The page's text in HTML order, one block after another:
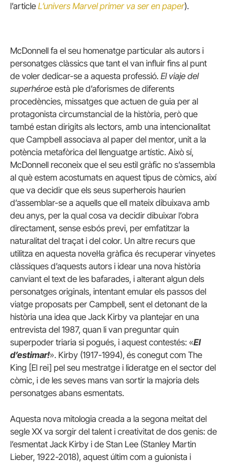
l’article L’univers Marvel primer va ser en paper).
McDonnell fa el seu homenatge particular als autors i
personatges clàssics que tant el van influir fins al punt
de voler dedicar-se a aquesta professió. El viaje del
superhéroe està ple d’aforismes de diferents
procedències, missatges que actuen de guia per al
protagonista circumstancial de la història, però que
també estan dirigits als lectors, amb una intencionalitat
que Campbell associava al paper del mentor, unit a la
potència metafòrica del llenguatge artístic. Això sí,
McDonnell reconeix que el seu estil gràfic no s’assembla
al què estem acostumats en aquest tipus de còmics, així
que va decidir que els seus superherois haurien
d’assemblar-se a aquells que ell mateix dibuixava amb
deu anys, per la qual cosa va decidir dibuixar l’obra
directament, sense esbós previ, per emfatitzar la
naturalitat del traçat i del color. Un altre recurs que
utilitza en aquesta novel·la gràfica és recuperar vinyetes
clàssiques d’aquests autors i idear una nova història
canviant el text de les bafarades, i alterant algun dels
personatges originals, intentant emular els passos del
viatge proposats per Campbell, sent el detonant de la
història una idea que Jack Kirby va plantejar en una
entrevista del 1987, quan li van preguntar quin
superpoder triaria si pogués, i aquest contestés: «El
d’estimar!». Kirby (1917-1994), és conegut com The
King [El rei] pel seu mestratge i lideratge en el sector del
còmic, i de les seves mans van sortir la majoria dels
personatges abans esmentats.
Aquesta nova mitologia creada a la segona meitat del
segle XX va sorgir del talent i creativitat de dos genis: de
l’esmentat Jack Kirby i de Stan Lee (Stanley Martin
Lieber, 1922-2018), aquest últim com a guionista i